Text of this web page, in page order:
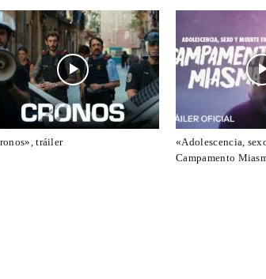
tráiler
«Adolescencia,
Campamento